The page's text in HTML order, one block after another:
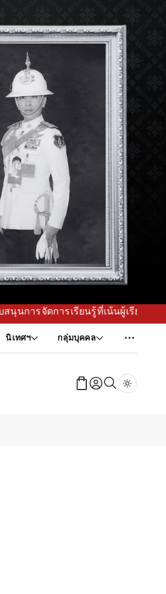
นรู้ที่เน้นผู้เรียนเป็นสำคัญ
นิเทศฯ กลุ่มบุคคล